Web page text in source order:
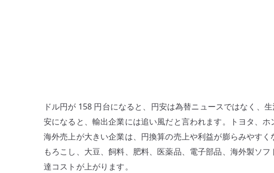
ドル円が 158 円台になると、円安は為替ニュースではなく、
安になると、輸出企業には追い風だと言われます。トヨタ、
海外売上が大きい企業は、円換算の売上や利益が膨らみやす
もろこし、大豆、飼料、肥料、医薬品、電子部品、海外製ソ
達コストが上がります。